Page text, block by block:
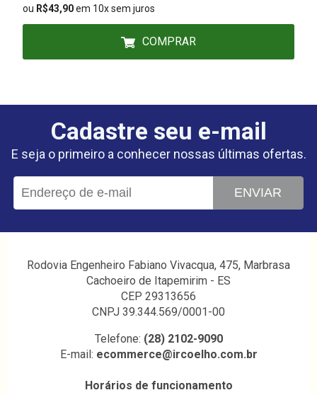
ou R$43,90em 10x sem juros
COMPRAR
Cadastre seu e-mail
E seja o primeiro a conhecer nossas últimas ofertas.
ENVIAR
Rodovia Engenheiro Fabiano Vivacqua, 475, Marbrasa
Cachoeiro de Itapemirim - ES
CEP 29313656
CNPJ 39.344.569/0001-00
Telefone: (28) 2102-9090
E-mail: ecommerce@ircoelho.com.br
Horários de funcionamento